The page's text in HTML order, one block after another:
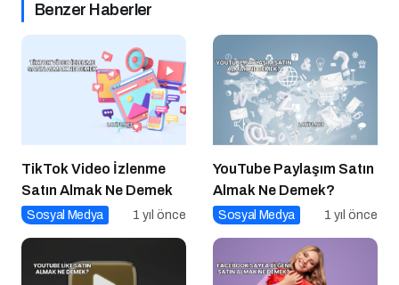
Benzer Haberler
TikTok Video İzlenme
Satın Almak Ne Demek
Sosyal Medya 1 yıl önce
YouTube Paylaşım Satın
Almak Ne Demek?
Sosyal Medya 1 yıl önce